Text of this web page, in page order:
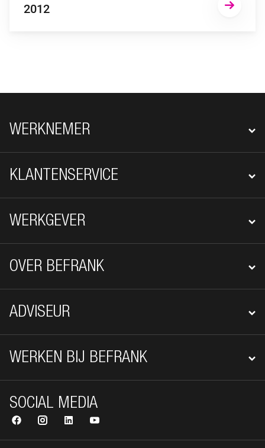
2012
FOOTER NAVIGATIE
WERKNEMER
KLANTENSERVICE
WERKGEVER
OVER BEFRANK
ADVISEUR
WERKEN BIJ BEFRANK
SOCIAL MEDIA